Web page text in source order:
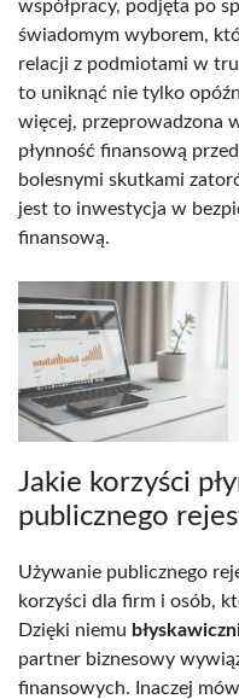
współpracy, podjęta po
świadomym wyborem,
relacji z podmiotami w
to uniknąć nie tylko
więcej, przeprowadzona
płynność finansową
bolesnymi skutkami
jest to inwestycja w
finansową.
Jakie korzyści
publicznego
Używanie publicznego
korzyści dla firm i osób,
Dzięki niemu
partner biznesowy
finansowych. Inaczej